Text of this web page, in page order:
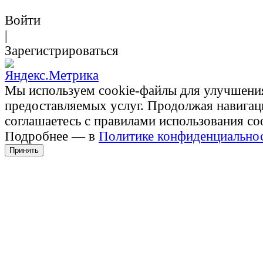
Войти
|
Зарегистрироваться
Мы используем cookie-файлы для
предоставляемых услуг. Продолжая
соглашаетесь с правилами использования
Подробнее — в Политике
Принять